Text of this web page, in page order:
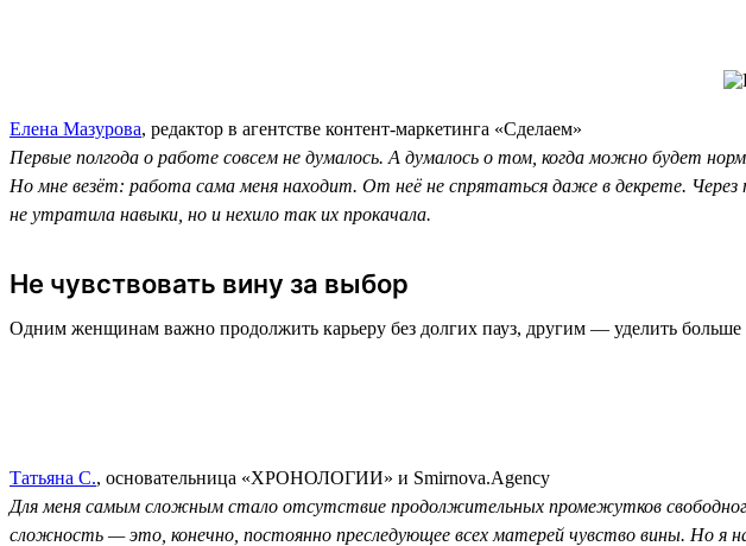
Елена Мазурова, редактор в агентстве контент-маркетинга «Сделаем»
Первые полгода о работе совсем не думалось. А думалось о том, когда можно будет
Но мне везёт: работа сама меня находит. От неё не спрятаться даже в декрете. Через
не утратила навыки, но и нехило так их прокачала.
Не чувствовать вину за выбор
Одним женщинам важно продолжить карьеру без долгих пауз, другим — уделить
Татьяна С., основательница «ХРОНОЛОГИИ» и Smirnova.Agency
Для меня самым сложным стало отсутствие продолжительных промежутков
сложность — это, конечно, постоянно преследующее всех матерей чувство вины. Но